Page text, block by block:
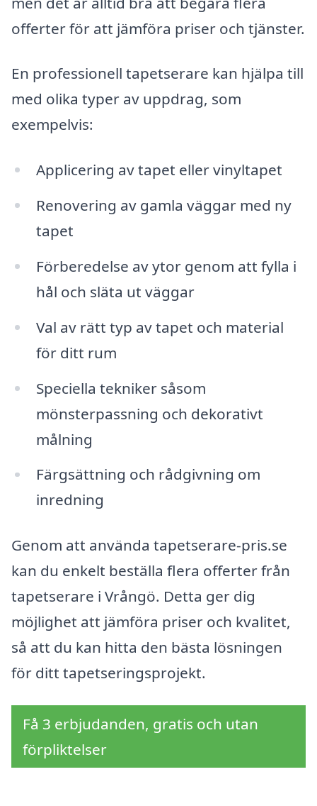
offerter för att jämföra priser och tjänster.
En professionell tapetserare kan hjälpa till
med olika typer av uppdrag, som
exempelvis:
Applicering av tapet eller vinyltapet
Renovering av gamla väggar med ny
tapet
Förberedelse av ytor genom att fylla i
hål och släta ut väggar
Val av rätt typ av tapet och material
för ditt rum
Speciella tekniker såsom
mönsterpassning och dekorativt
målning
Färgsättning och rådgivning om
inredning
Genom att använda tapetserare-pris.se
kan du enkelt beställa flera offerter från
tapetserare i Vrångö. Detta ger dig
möjlighet att jämföra priser och kvalitet,
så att du kan hitta den bästa lösningen
för ditt tapetseringsprojekt.
Få 3 erbjudanden, gratis och utan
förpliktelser